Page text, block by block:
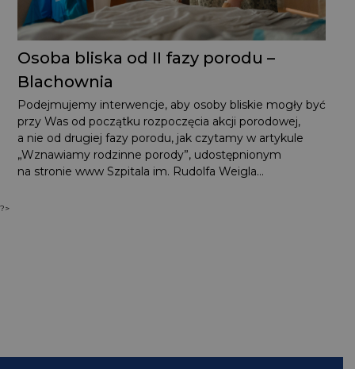
Osoba bliska od II fazy porodu –
Blachownia
Podejmujemy interwencje, aby osoby bliskie mogły być
przy Was od początku rozpoczęcia akcji porodowej,
a nie od drugiej fazy porodu, jak czytamy w artykule
„Wznawiamy rodzinne porody”, udostępnionym
na stronie www Szpitala im. Rudolfa Weigla...